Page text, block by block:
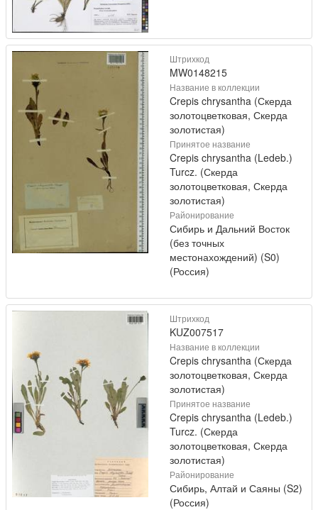
Штрихкод
MW0148215
Название в коллекции
Crepis chrysantha (Скерда
золотоцветковая, Скерда
золотистая)
Принятое название
Crepis chrysantha (Ledeb.)
Turcz. (Скерда
золотоцветковая, Скерда
золотистая)
Районирование
Сибирь и Дальний Восток
(без точных
местонахождений) (S0)
(Россия)
Штрихкод
KUZ007517
Название в коллекции
Crepis chrysantha (Скерда
золотоцветковая, Скерда
золотистая)
Принятое название
Crepis chrysantha (Ledeb.)
Turcz. (Скерда
золотоцветковая, Скерда
золотистая)
Районирование
Сибирь, Алтай и Саяны (S2)
(Россия)